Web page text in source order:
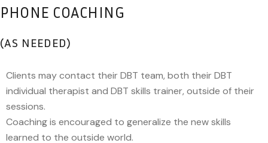
PHONE COACHING
(AS NEEDED)
Clients may contact their DBT team, both their DBT
individual therapist and DBT skills trainer, outside of their
sessions.
Coaching is encouraged to generalize the new skills
learned to the outside world.